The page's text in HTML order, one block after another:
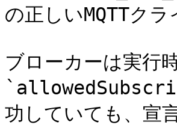
の正しいMQTTク
ブローカーは実
功していても、宣